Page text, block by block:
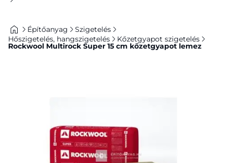
Építőanyag
Szigetelés
Hőszigetelés, hangszigetelés
Kőzetgyapot szigetelés
Rockwool Multirock Super 15 cm kőzetgyapot lemez